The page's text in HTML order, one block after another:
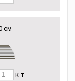
см
к-т